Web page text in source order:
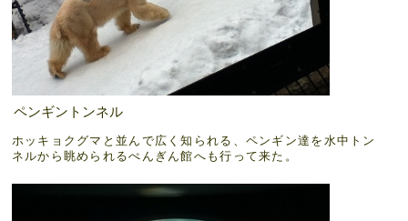
ペンギントンネル
ホッキョクグマと並んで広く知られる、ペンギン達を水中トン
ネルから眺められるぺんぎん館へも行って来た。